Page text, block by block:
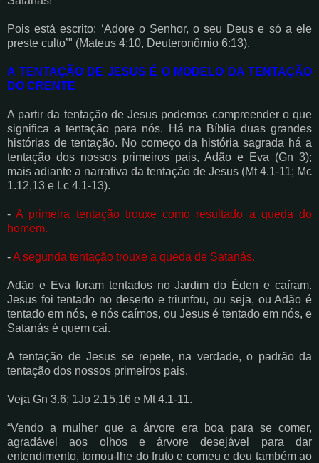
Pois está escrito: ‘Adore o Senhor, o seu Deus e só a ele
preste culto’" (Mateus 4:10, Deuteronômio 6:13).
A TENTAÇÃO DE JESUS É O MODELO DA TENTAÇÃO
DO CRENTE
A partir da tentação de Jesus podemos compreender o que
significa a tentação para nós. Há na Bíblia duas grandes
histórias de tentação. No começo da história sagrada há a
tentação dos nossos primeiros pais, Adão e Eva (Gn 3);
mais adiante a narrativa da tentação de Jesus (Mt 4.1-11; Mc
1.12,13 e Lc 4.1-13).
-A primeira tentação trouxe como resultado a queda do
homem.
-A segunda tentação trouxe a queda de Satanás.
Adão e Eva foram tentados no Jardim do Éden e caíram.
Jesus foi tentado no deserto e triunfou, ou seja, ou Adão é
tentado em nós, e nós caímos, ou Jesus é tentado em nós, e
Satanás é quem cai.
A tentação de Jesus se repete, na verdade, o padrão da
tentação dos nossos primeiros pais.
Veja Gn 3.6; 1Jo 2.15,16 e Mt 4.1-11.
“Vendo a mulher que a árvore era boa para se comer,
agradável aos olhos e árvore desejável para dar
entendimento, tomou-lhe do fruto e comeu e deu também ao